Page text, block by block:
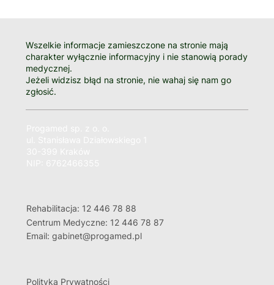
Wszelkie informacje zamieszczone na stronie mają
charakter wyłącznie informacyjny i nie stanowią porady
medycznej.
Jeżeli widzisz błąd na stronie, nie wahaj się nam go
zgłosić.
Rehabilitacja: 12 446 78 88
Centrum Medyczne: 12 446 78 87
Email: gabinet@progamed.pl
Polityka Prywatności